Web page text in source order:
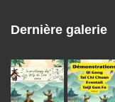
Dernière galerie